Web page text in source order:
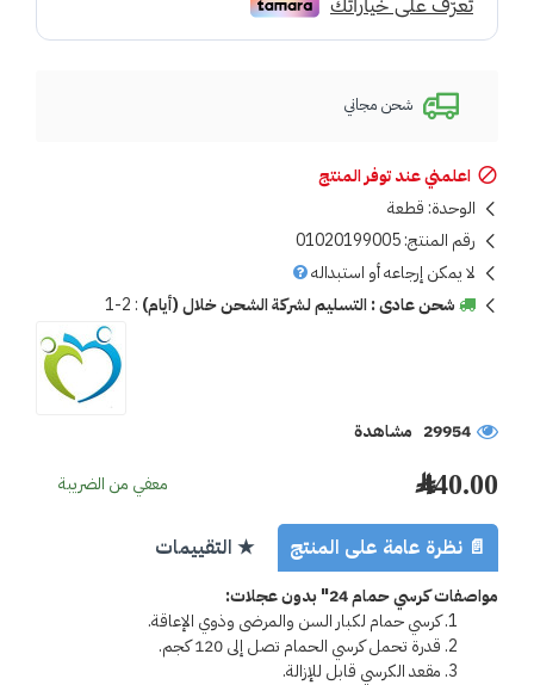
اعلمني عند توفر المنتج
الوحدة: قطعة
رقم المنتج:01020199005
لا يمكن إرجاعه أو استبداله
شحن عادى : التسليم لشركة الشحن خلال (أيام) :
1-2
29954 مشاهدة
440.00 ﷼ معفي من الضريبة
شحن مجاني
📄 نظرة عامة على المنتج ★ التقييمات
مواصفات كرسي حمام 24" بدون عجلات:
كرسي حمام لكبار السن والمرضى وذوي الإعاقة.
قدرة تحمل كرسي الحمام تصل إلى 120 كجم.
مقعد الكرسي قابل للإزالة.